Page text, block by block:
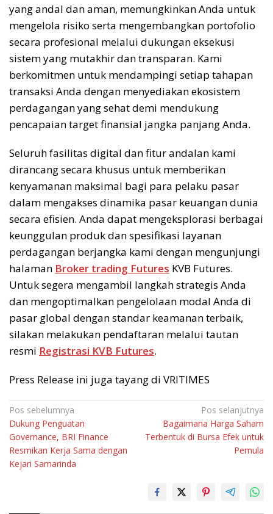
yang andal dan aman, memungkinkan Anda untuk
mengelola risiko serta mengembangkan portofolio
secara profesional melalui dukungan eksekusi
sistem yang mutakhir dan transparan. Kami
berkomitmen untuk mendampingi setiap tahapan
transaksi Anda dengan menyediakan ekosistem
perdagangan yang sehat demi mendukung
pencapaian target finansial jangka panjang Anda.
Seluruh fasilitas digital dan fitur andalan kami
dirancang secara khusus untuk memberikan
kenyamanan maksimal bagi para pelaku pasar
dalam mengakses dinamika pasar keuangan dunia
secara efisien. Anda dapat mengeksplorasi berbagai
keunggulan produk dan spesifikasi layanan
perdagangan berjangka kami dengan mengunjungi
halaman Broker trading Futures KVB Futures.
Untuk segera mengambil langkah strategis Anda
dan mengoptimalkan pengelolaan modal Anda di
pasar global dengan standar keamanan terbaik,
silakan melakukan pendaftaran melalui tautan
resmi Registrasi KVB Futures.
Press Release ini juga tayang di VRITIMES
Navigasi
pos
Pos sebelumnya
Dukung Penguatan
Governance, BRI Finance
Resmikan Kerja Sama dengan
Kejari Samarinda
Pos selanjutnya
Bagaimana Harga Saham
Terbentuk di Bursa Efek untuk
Pemula